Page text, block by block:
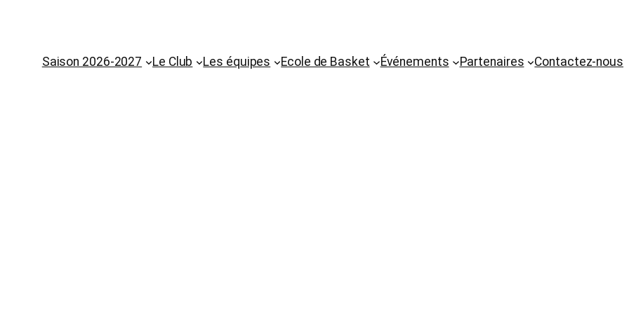
Saison 2026-2027
Le Club Les équipes Ecole de Basket Événements Partenaires Contactez-nous